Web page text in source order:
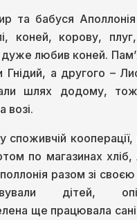
та бабуся
коней, корову,
дуже любив коней.
Гнідий, а другого –
шлях додому,
возі.
кооперації,
по магазинах
разом зі
дітей,
ще працювала